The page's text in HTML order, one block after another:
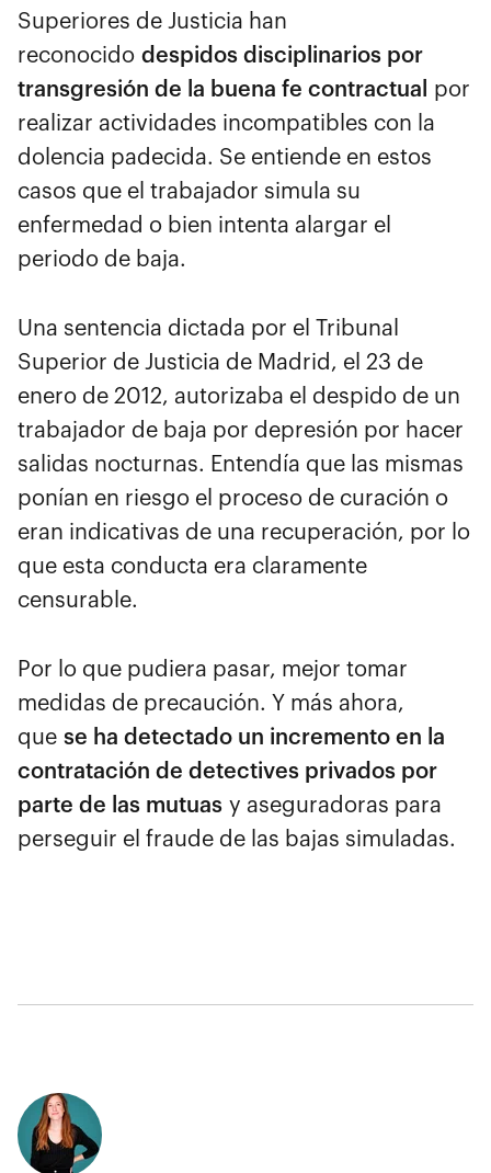
Superiores de Justicia han
reconocido despidos disciplinarios por
transgresión de la buena fe contractual
por
realizar actividades incompatibles con la
dolencia padecida. Se entiende en estos
casos que el trabajador simula su
enfermedad o bien intenta alargar el
periodo de baja.
Una sentencia dictada por el Tribunal
Superior de Justicia de Madrid, el 23 de
enero de 2012, autorizaba el despido de un
trabajador de baja por depresión por hacer
salidas nocturnas. Entendía que las mismas
ponían en riesgo el proceso de curación o
eran indicativas de una recuperación, por lo
que esta conducta era claramente
censurable.
Por lo que pudiera pasar, mejor tomar
medidas de precaución. Y más ahora,
que se ha detectado un incremento en la
contratación de detectives privados por
parte de las mutuas y aseguradoras para
perseguir el fraude de las bajas simuladas.